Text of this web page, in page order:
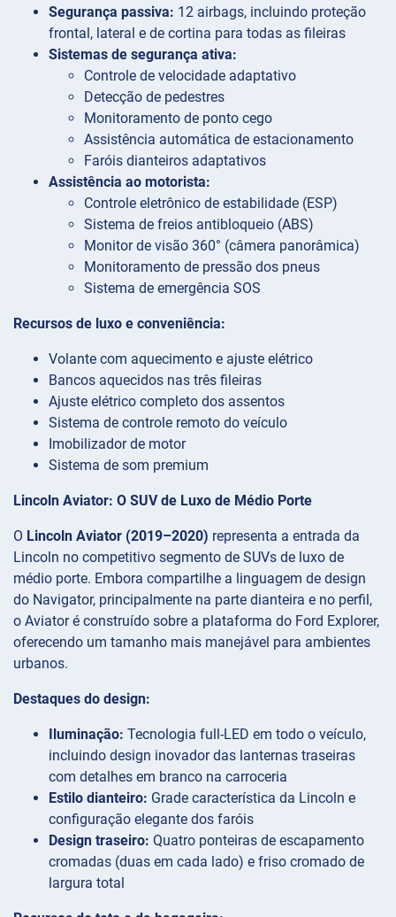
Segurança passiva: 12 airbags, incluindo proteção
frontal, lateral e de cortina para todas as fileiras
Sistemas de segurança ativa:
Controle de velocidade adaptativo
Detecção de pedestres
Monitoramento de ponto cego
Assistência automática de estacionamento
Faróis dianteiros adaptativos
Assistência ao motorista:
Controle eletrônico de estabilidade (ESP)
Sistema de freios antibloqueio (ABS)
Monitor de visão 360° (câmera panorâmica)
Monitoramento de pressão dos pneus
Sistema de emergência SOS
Recursos de luxo e conveniência:
Volante com aquecimento e ajuste elétrico
Bancos aquecidos nas três fileiras
Ajuste elétrico completo dos assentos
Sistema de controle remoto do veículo
Imobilizador de motor
Sistema de som premium
Lincoln Aviator: O SUV de Luxo de Médio Porte
O Lincoln Aviator (2019–2020) representa a entrada da
Lincoln no competitivo segmento de SUVs de luxo de
médio porte. Embora compartilhe a linguagem de design
do Navigator, principalmente na parte dianteira e no perfil,
o Aviator é construído sobre a plataforma do Ford Explorer,
oferecendo um tamanho mais manejável para ambientes
urbanos.
Destaques do design:
Iluminação: Tecnologia full-LED em todo o veículo,
incluindo design inovador das lanternas traseiras
com detalhes em branco na carroceria
Estilo dianteiro: Grade característica da Lincoln e
configuração elegante dos faróis
Design traseiro: Quatro ponteiras de escapamento
cromadas (duas em cada lado) e friso cromado de
largura total